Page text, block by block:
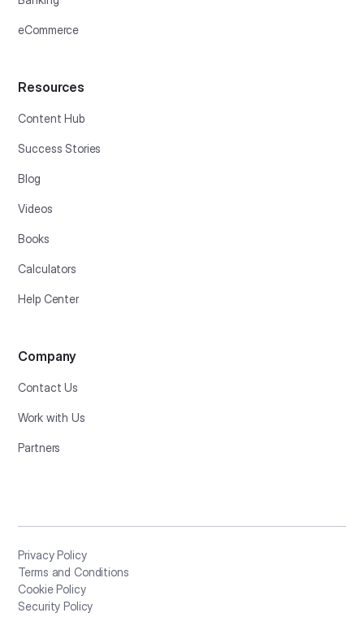
eCommerce
Resources
Content Hub
Success Stories
Blog
Videos
Books
Calculators
Help Center
Company
Contact Us
Work with Us
Partners
Privacy Policy
Terms and Conditions
Cookie Policy
Security Policy